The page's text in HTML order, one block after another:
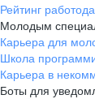
Рейтинг
Молодым
Карьера для
Школа
Карьера в
Боты для